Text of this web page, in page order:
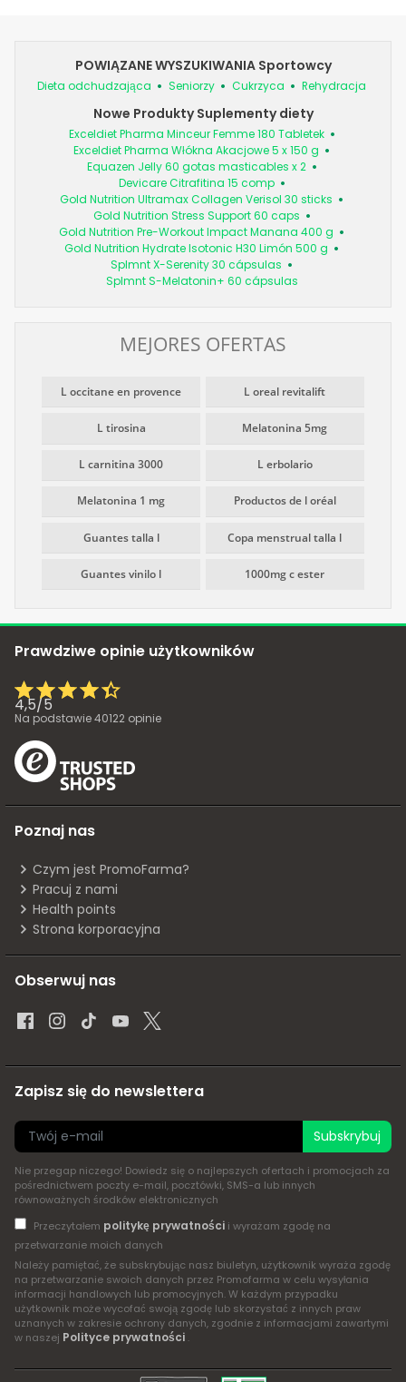
POWIĄZANE WYSZUKIWANIA Sportowcy
Dieta odchudzająca Seniorzy Cukrzyca Rehydracja
Nowe Produkty Suplementy diety
Exceldiet Pharma Minceur Femme 180 Tabletek
Exceldiet Pharma Włókna Akacjowe 5 x 150 g
Equazen Jelly 60 gotas masticables x 2
Devicare Citrafitina 15 comp
Gold Nutrition Ultramax Collagen Verisol 30 sticks
Gold Nutrition Stress Support 60 caps
Gold Nutrition Pre-Workout Impact Manana 400 g
Gold Nutrition Hydrate Isotonic H30 Limón 500 g
Splmnt X-Serenity 30 cápsulas
Splmnt S-Melatonin+ 60 cápsulas
MEJORES OFERTAS
L occitane en provence L oreal revitalift
L tirosina Melatonina 5mg
L carnitina 3000 L erbolario
Melatonina 1 mg Productos de l oréal
Guantes talla l Copa menstrual talla l
Guantes vinilo l 1000mg c ester
Prawdziwe opinie użytkowników
4,5/5
Na podstawie40122 opinie
Poznaj nas
Czym jest PromoFarma?
Pracuj z nami
Health points
Strona korporacyjna
Obserwuj nas
Zapisz się do newslettera
Subskrybuj
Nie przegap niczego! Dowiedz się o najlepszych ofertach i promocjach za
pośrednictwem poczty e-mail, pocztówki, SMS-a lub innych
równoważnych środków elektronicznych
Przeczytałem politykę prywatnościi wyrażam zgodę na
przetwarzanie moich danych
Należy pamiętać, że subskrybując nasz biuletyn, użytkownik wyraża zgodę
na przetwarzanie swoich danych przez Promofarma w celu wysyłania
informacji handlowych lub promocyjnych. W każdym przypadku
użytkownik może wycofać swoją zgodę lub skorzystać z innych praw
uznanych w zakresie ochrony danych, zgodnie z informacjami zawartymi
w naszej Polityce prywatności .